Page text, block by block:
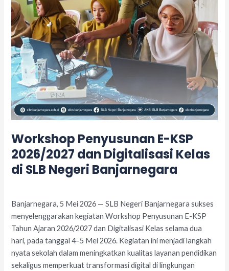
Workshop Penyusunan E-KSP
2026/2027 dan Digitalisasi Kelas
di SLB Negeri Banjarnegara
Banjarnegara, 5 Mei 2026 — SLB Negeri Banjarnegara sukses
menyelenggarakan kegiatan Workshop Penyusunan E-KSP
Tahun Ajaran 2026/2027 dan Digitalisasi Kelas selama dua
hari, pada tanggal 4–5 Mei 2026. Kegiatan ini menjadi langkah
nyata sekolah dalam meningkatkan kualitas layanan pendidikan
sekaligus memperkuat transformasi digital di lingkungan
Kelas
di
SLB
Negeri
Banjarnegara